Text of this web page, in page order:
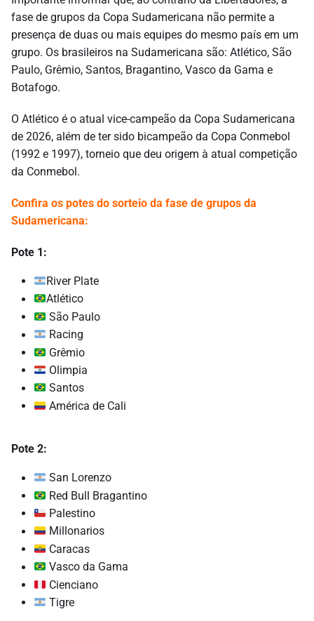
fase de grupos da Copa Sudamericana não permite a
presença de duas ou mais equipes do mesmo país em um
grupo. Os brasileiros na Sudamericana são: Atlético, São
Paulo, Grêmio, Santos, Bragantino, Vasco da Gama e
Botafogo.
O Atlético é o atual vice-campeão da Copa Sudamericana
de 2026, além de ter sido bicampeão da Copa Conmebol
(1992 e 1997), torneio que deu origem à atual competição
da Conmebol.
Confira os potes do sorteio da fase de grupos da
Sudamericana:
Pote 1:
River Plate
Atlético
São Paulo
Racing
Grêmio
Olimpia
Santos
América de Cali
Pote 2:
San Lorenzo
Red Bull Bragantino
Palestino
Millonarios
Caracas
Vasco da Gama
Cienciano
Tigre